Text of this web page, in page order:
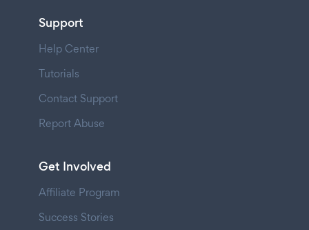
Support
Help Center
Tutorials
Contact Support
Report Abuse
Get Involved
Affiliate Program
Success Stories